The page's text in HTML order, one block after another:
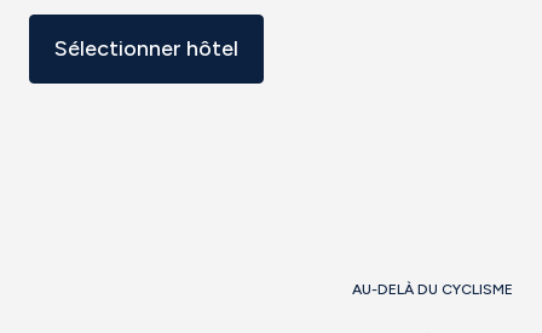
Sélectionner hôtel
AU-DELÀ DU CYCLISME